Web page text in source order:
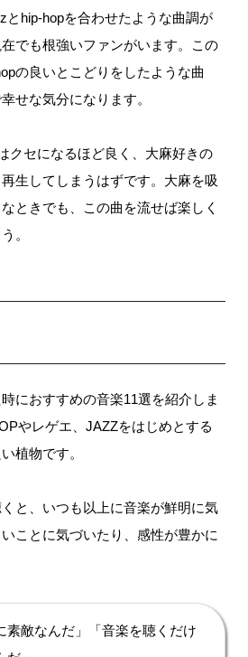
と hip-hopを合わせたような曲調が
でも根強いファンがいます。
この
の良いとこどりをしたような曲
せな気分になります。
クセになるほど良く、大麻好きの
生してしまうはずです。 大麻を吸
ときでも、この曲を流せば楽しく
。
におすすめの音楽11選を紹介しま
やレゲエ、JAZZをはじめとする
植物です。
と、いつも以上に音楽が鮮明に気
ことに気づいたり、感性が豊かに
素敵なんだ」「音楽を聴くだけ